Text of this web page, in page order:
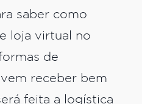
saber como
loja virtual no
de
receber bem
feita a logística